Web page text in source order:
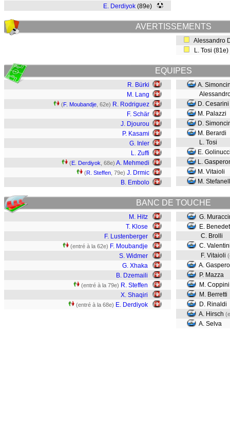
E. Derdiyok (89e)
AVERTISSEMENTS
Alessandro
L. Tosi
EQUIPES
R. Bürki
M. Lang
(F. Moubandje , 62e) R. Rodriguez
F. Schär
J. Djourou
P. Kasami
G. Inler
L. Zuffi
(E. Derdiyok , 68e) A. Mehmedi
(R. Steffen , 79e) J. Drmic
B. Embolo
A.
D. Cesarini
M. Palazzi
D.
M. Berardi
L. Tosi
E.
L.
M. Vitaioli
M.
BANC DE TOUCHE
M. Hitz
T. Klose
F. Lustenberger
(entré à la 62e) F. Moubandje
S. Widmer
G. Xhaka
B. Dzemaili
(entré à la 79e) R. Steffen
X. Shaqiri
(entré à la 68e) E. Derdiyok
G.
E.
C. Brolli
C.
F. Vitaioli
A.
P. Mazza
M.
M. Berretti
D. Rinaldi
A. Hirsch
A. Selva